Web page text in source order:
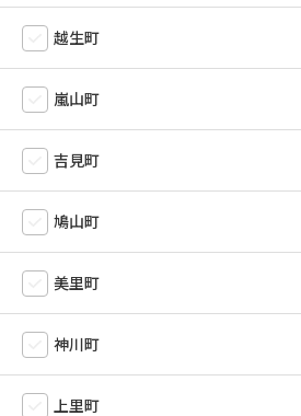
越生町
嵐山町
吉見町
鳩山町
美里町
神川町
上里町